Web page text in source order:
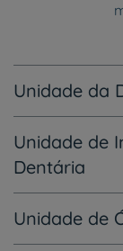
Unidade da
Unidade de
Dentária
Unidade de